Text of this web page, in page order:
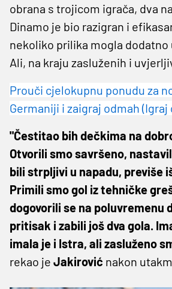
obrana s trojicom igrača, dva
Dinamo je bio razigran i
nekoliko prilika mogla dodatno
Ali, na kraju zasluženih i
Prouči cjelokupnu ponudu za
Germaniji i zaigraj odmah (Igraj
"Čestitao bih dečkima na
Otvorili smo savršeno,
bili strpljivi u napadu, previše
Primili smo gol iz tehničke
dogovorili se na poluvremenu
pritisak i zabili još dva gola.
imala je i Istra, ali zasluženo
rekao je Jakirović nakon